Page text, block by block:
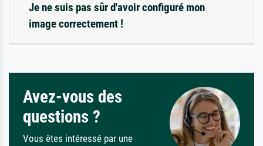
Je ne suis pas sûr d'avoir configuré mon
image correctement !
Avez-vous des
questions ?
Vous êtes intéressé par une